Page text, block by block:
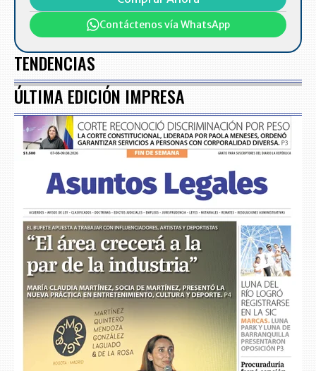
Contáctenos vía WhatsApp
TENDENCIAS
ÚLTIMA EDICIÓN IMPRESA